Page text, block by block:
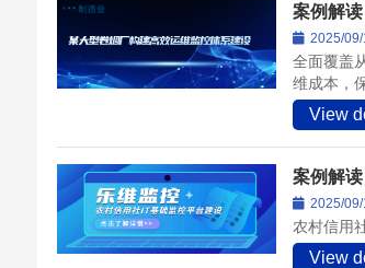
案例解
2025/09/
全面覆盖
维成本，
View
案例解
2025/09/
农村信用
View